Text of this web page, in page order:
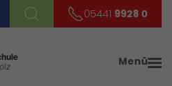
05441 9928 0
Menü